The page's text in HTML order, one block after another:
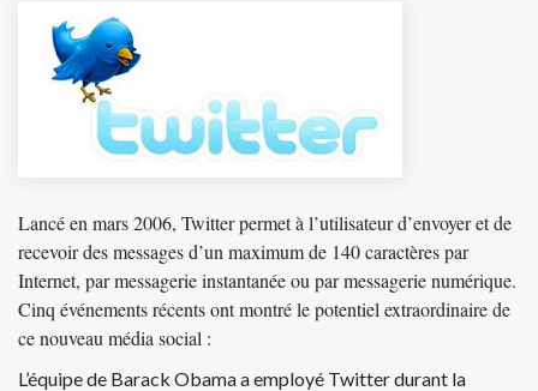
Lancé en mars 2006, Twitter permet à l’utilisateur d’envoyer et de
recevoir des messages d’un maximum de 140 caractères par
Internet, par messagerie instantanée ou par messagerie numérique.
Cinq événements récents ont montré le potentiel extraordinaire de
ce nouveau média social :
L’équipe de Barack Obama a employé Twitter durant la